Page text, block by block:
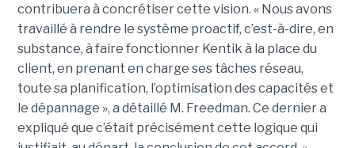
contribuera à concrétiser cette vision. « Nous avons
travaillé à rendre le système proactif, c’est-à-dire, en
substance, à faire fonctionner Kentik à la place du
client, en prenant en charge ses tâches réseau,
toute sa planification, l’optimisation des capacités et
le dépannage », a détaillé M. Freedman. Ce dernier a
expliqué que c’était précisément cette logique qui